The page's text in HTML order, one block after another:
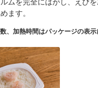
ます。
、加熱時間はパッケージの表示